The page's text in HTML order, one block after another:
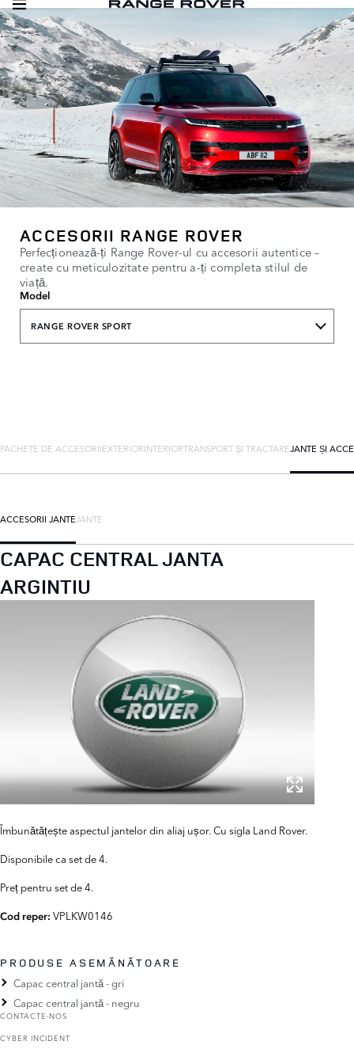
ACCESORII RANGE ROVER
Perfecționează-ți Range Rover-ul cu accesorii autentice –
create cu meticulozitate pentru a-ți completa stilul de
viață.
Model
RANGE ROVER SPORT
PACHETE DE ACCESORIIEXTERIORINTERIORTRANSPORT ȘI TRACTAREJANTE ȘI
ACCESORII JANTEJANTE
CAPAC CENTRAL JANTA
ARGINTIU
Îmbunătățește aspectul jantelor din aliaj ușor. Cu sigla Land Rover.
Disponibile ca set de 4.
Preț pentru set de 4.
Cod reper: VPLKW0146
PRODUSE ASEMĂNĂTOARE
Capac central jantă - gri
Capac central jantă - negru
CONTACTE-NOS
CYBER INCIDENT